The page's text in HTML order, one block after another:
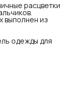
расцветки
выполнен из
одежды для